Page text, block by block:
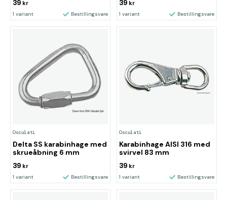
39 kr
1 variant Bestillingsvare
39 kr
1 variant Bestillingsvare
Osculati
Delta SS karabinhage med
skrueåbning 6 mm
39 kr
1 variant Bestillingsvare
Osculati
Karabinhage AISI 316 med
svirvel 83 mm
39 kr
1 variant Bestillingsvare